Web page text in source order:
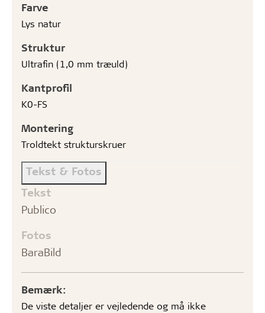
Farve
Lys natur
Struktur
Ultrafin (1,0 mm træuld)
Kantprofil
K0-FS
Montering
Troldtekt strukturskruer
Tekst & Fotos
Tekst
Publico
Fotos
BaraBild
Bemærk:
De viste detaljer er vejledende og må ikke